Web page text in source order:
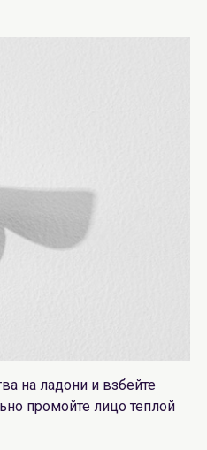
на ладони и взбейте
промойте лицо теплой